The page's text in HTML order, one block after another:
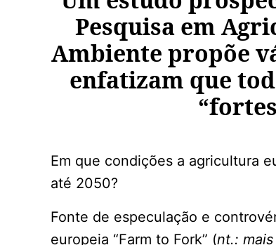
Pesquisa em
Ambiente propõe
enfatizam que
Em que condições a agricultura
até 2050?
Fonte de especulação e
europeia “Farm to Fork” (nt.: mais